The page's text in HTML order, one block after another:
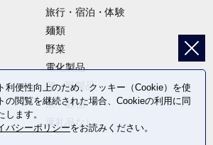
旅行・宿泊・体験
麺類
野菜
電化製品
卵・乳製品
米・穀物
返礼品なし
利便性向上のため、クッキー（Cookie）を使
の閲覧を継続された場合、Cookieの利用に同
ます。
バシーポリシーをお読みください。